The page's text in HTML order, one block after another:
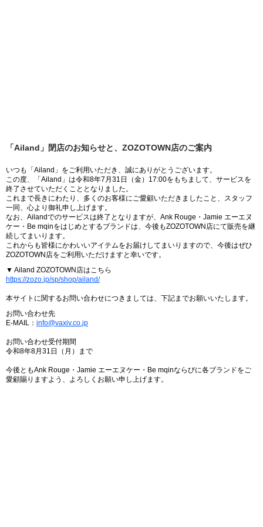
「Ailand」閉店のお知らせと、ZOZOTOWN店のご案内
いつも「Ailand」をご利用いただき、誠にありがとうございます。
この度、「Ailand」は令和8年7月31日（金）17:00をもちまして、サービスを
終了させていただくこととなりました。
これまで長きにわたり、多くのお客様にご愛顧いただきましたこと、スタッフ
一同、心より御礼申し上げます。
なお、Ailandでのサービスは終了となりますが、Ank Rouge・Jamie エーエヌ
ケー・Be mqinをはじめとするブランドは、今後もZOZOTOWN店にて販売を継
続してまいります。
これからも皆様にかわいいアイテムをお届けしてまいりますので、今後はぜひ
ZOZOTOWN店をご利用いただけますと幸いです。
▼ Ailand ZOZOTOWN店はこちら
https://zozo.jp/sp/shop/ailand/
本サイトに関するお問い合わせにつきましては、下記までお願いいたします。
お問い合わせ先
E-MAIL： info@vaxiv.co.jp
お問い合わせ受付期間
令和8年8月31日（月）まで
今後ともAnk Rouge・Jamie エーエヌケー・Be mqinならびに各ブランドをご
愛顧賜りますよう、よろしくお願い申し上げます。